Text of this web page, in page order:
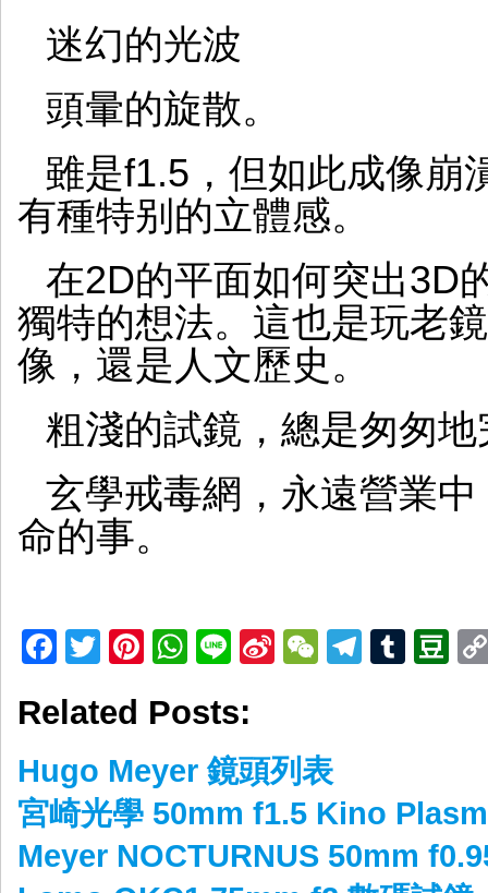
迷幻的光波
頭暈的旋散。
雖是f1.5，但如此成像崩
有種特别的立體感。
在2D的平面如何突出3D
獨特的想法。這也是玩老
像，還是人文歷史。
粗淺的試鏡，總是匆匆地
玄學戒毒網，永遠營業
命的事。
Facebook
TwitterPinterest
WhatsApp
LineSinaWeChat
Related Posts:
Hugo Meyer 鏡頭列表
宮崎光學 50mm f1.5 Kino
Meyer NOCTURNUS 50mm